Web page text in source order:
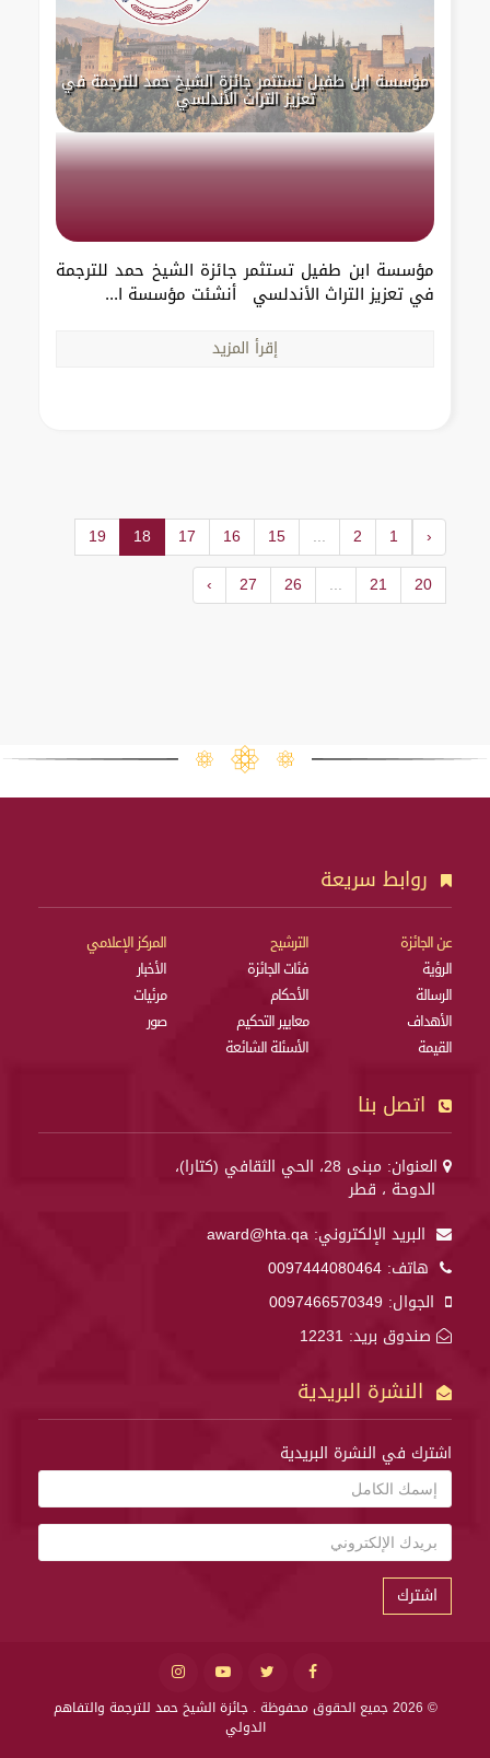
مؤسسة ابن طفيل تستثمر جائزة الشيخ حمد للترجمة في
تعزيز التراث الأندلسي
مؤسسة ابن طفيل تستثمر جائزة الشيخ حمد للترجمة
في تعزيز التراث الأندلسي أنشئت مؤسسة ا...
إقرأ المزيد
‹
1
2
...
15
16
17
18
19
20
21
...
26
27
›
روابط سريعة
عن الجائزة
الرؤية
الرسالة
الأهداف
القيمة
الترشيح
فئات الجائزة
الأحكام
معايير التحكيم
الأسئلة الشائعة
المركز الإعلامي
الأخبار
مرئيات
صور
اتصل بنا
العنوان: مبنى 28، الحي الثقافي (كتارا)،
الدوحة ، قطر
البريد الإلكتروني: award@hta.qa
هاتف: 0097444080464
الجوال: 0097466570349
صندوق بريد: 12231
النشرة البريدية
اشترك في النشرة البريدية
اشترك
© 2026 جميع الحقوق محفوظة .
جائزة الشيخ حمد للترجمة والتفاهم
الدولي